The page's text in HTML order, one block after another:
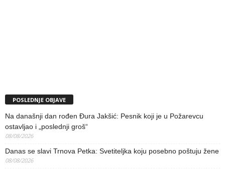
POSLEDNJE OBJAVE
Na današnji dan rođen Đura Jakšić: Pesnik koji je u Požarevcu
ostavljao i „poslednji groš“
08/08/2026
Danas se slavi Trnova Petka: Svetiteljka koju posebno poštuju žene
08/08/2026